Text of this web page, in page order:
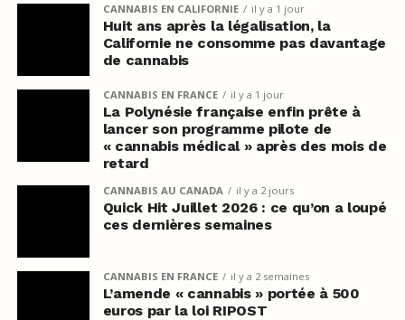
CANNABIS EN CALIFORNIE il y a 1 jour
Huit ans après la légalisation, la
Californie ne consomme pas davantage
de cannabis
CANNABIS EN FRANCE il y a 1 jour
La Polynésie française enfin prête à
lancer son programme pilote de
« cannabis médical » après des mois de
retard
CANNABIS AU CANADA il y a 2 jours
Quick Hit Juillet 2026 : ce qu’on a loupé
ces dernières semaines
CANNABIS EN FRANCE il y a 2 semaines
L’amende « cannabis » portée à 500
euros par la loi RIPOST